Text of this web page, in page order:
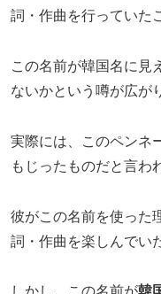
詞・作曲を行っていた
この名前が韓国名に見
ないかという噂が広が
実際には、このペンネ
もじったものだと言わ
彼がこの名前を使った
詞・作曲を楽しんでい